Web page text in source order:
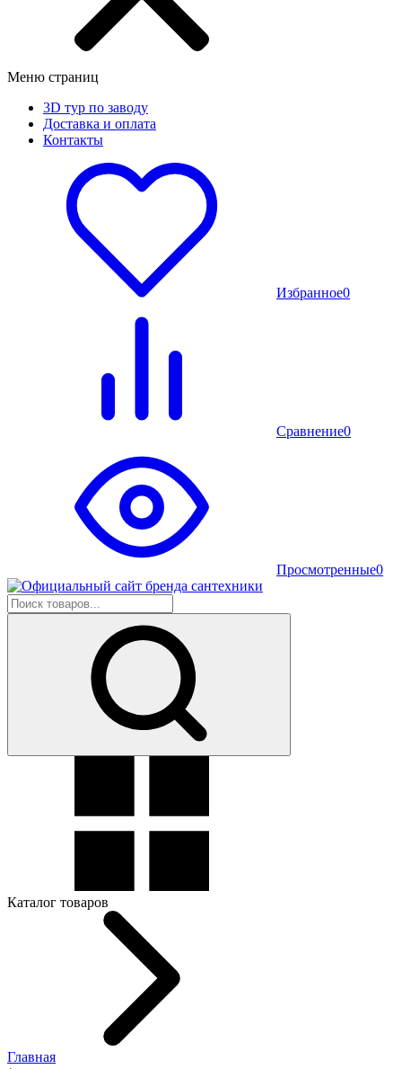
Меню страниц
3D тур по заводу
Доставка и оплата
Контакты
Избранное0
Сравнение0
Просмотренные0
Каталог товаров
Главная